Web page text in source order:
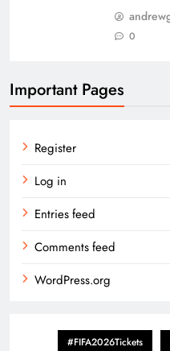
0
Important Pages
Register
Log in
Entries feed
Comments feed
WordPress.org
#FIFA2026Tickets